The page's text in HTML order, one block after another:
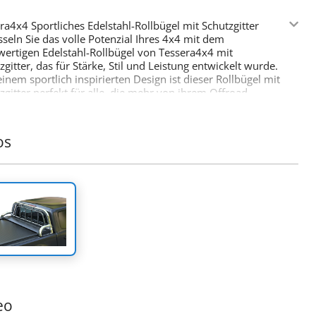
Sportliches Edelstahl-Rollbügel mit Schutzgitter
Sie das volle Potenzial Ihres 4x4 mit dem
Edelstahl-Rollbügel von Tessera4x4 mit
das für Stärke, Stil und Leistung entwickelt wurde.
sportlich inspirierten Design ist dieser Rollbügel mit
perfekt für alle, die mehr von ihrem Offroad-
Edelstahlkonstruktion:
ist dieser Rollbügel so konzipiert, dass er
Bedingungen standhält und gleichzeitig einen modernen,
Look bietet.
Anpassung:
passt sich der Rollbügel perfekt an die Abmessungen
Ihres Fahrzeugs an und sorgt für eine sichere,
Installation.
Konstruktion:
gefertigt, um außergewöhnliche Stabilität und Haltbarkeit
zu schützen, bietet dieser Rollbügel
Sicherheit in Kombination mit Stil.